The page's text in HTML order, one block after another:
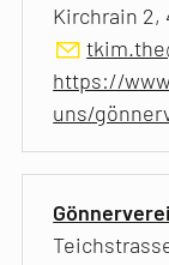
Kirchrain 2,
https://
uns/